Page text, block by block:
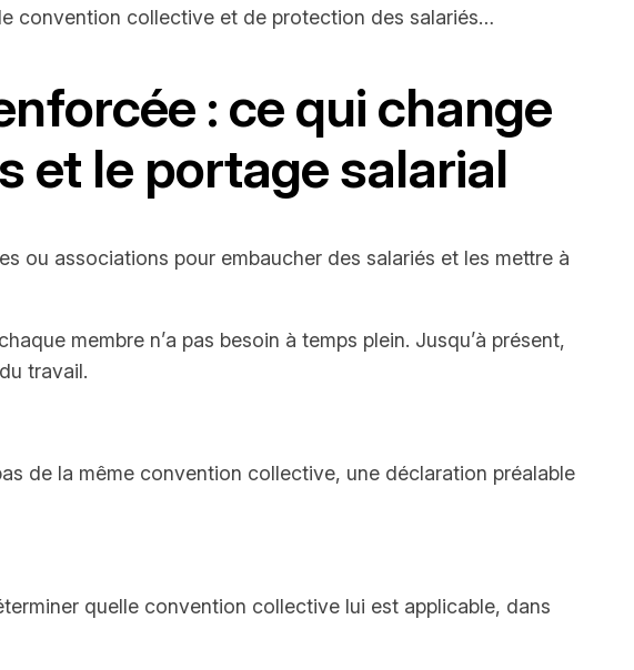
convention collective et de protection des salariés…
: ce qui change
et le portage salarial
ou associations pour embaucher des salariés et les mettre à
membre n’a pas besoin à temps plein. Jusqu’à présent,
travail.
de la même convention collective, une déclaration préalable
quelle convention collective lui est applicable, dans